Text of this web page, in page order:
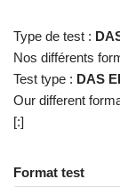
Type de test :
Nos différents
Test type : DAS
Our different
[:]
Format test